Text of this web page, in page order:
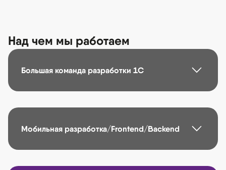
Над чем мы работаем
Большая команда разработки 1С
Мобильная разработка/Frontend/Backend